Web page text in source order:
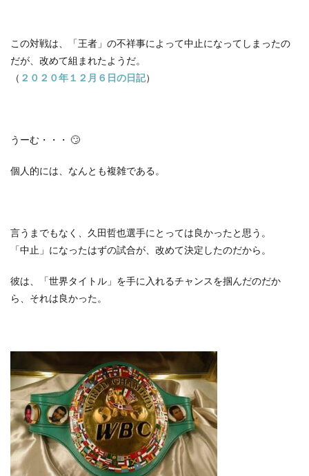
この対戦は、「王者」の不祥事によって中止になってしまったの
だが、改めて組まれたようだ。
（ ２０２０年１２月６日の日記）
うーむ・・・ 🙄
個人的には、なんとも複雑である。
言うまでもなく、久田哲也選手にとっては良かったと思う。
「中止」になったはずの試合が、改めて決定したのだから。
彼は、「世界タイトル」を手に入れるチャンスを掴んだのだか
ら、それは良かった。